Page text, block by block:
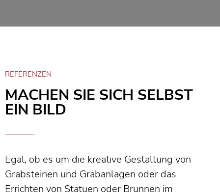
REFERENZEN
MACHEN SIE SICH SELBST
EIN BILD
Egal, ob es um die kreative Gestaltung von
Grabsteinen und Grabanlagen oder das
Errichten von Statuen oder Brunnen im